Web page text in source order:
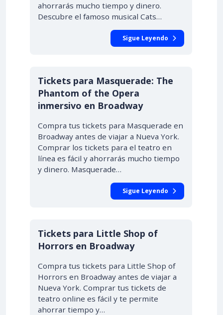
ahorrarás mucho tiempo y dinero.
Descubre el famoso musical Cats…
Sigue Leyendo
Tickets para Masquerade: The
Phantom of the Opera
inmersivo en Broadway
Compra tus tickets para Masquerade en
Broadway antes de viajar a Nueva York.
Comprar los tickets para el teatro en
línea es fácil y ahorrarás mucho tiempo
y dinero. Masquerade…
Sigue Leyendo
Tickets para Little Shop of
Horrors en Broadway
Compra tus tickets para Little Shop of
Horrors en Broadway antes de viajar a
Nueva York. Comprar tus tickets de
teatro online es fácil y te permite
ahorrar tiempo y…